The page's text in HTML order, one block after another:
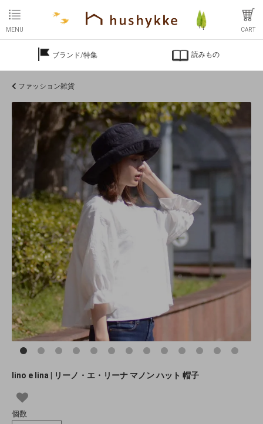
MENU CART
ブランド/特集 読みもの
ファッション雑貨
lino e lina | リーノ・エ・リーナ マノン ハット 帽子
個数